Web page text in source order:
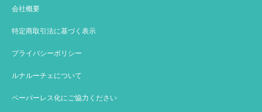
会社概要
特定商取引法に基づく表示
プライバシーポリシー
ルナルーチェについて
ペーパーレス化にご協力ください